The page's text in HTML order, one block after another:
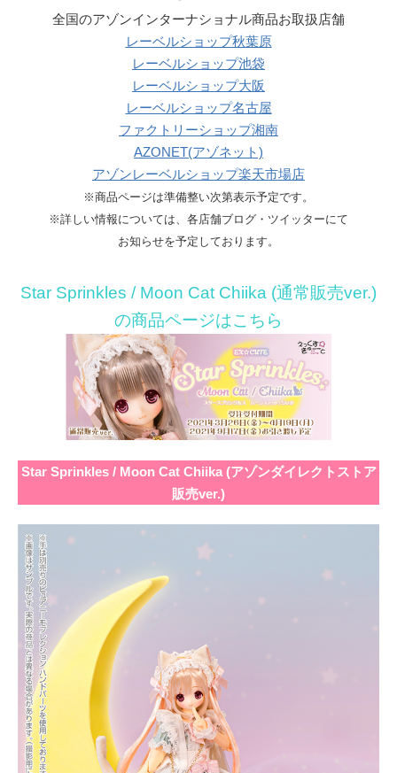
全国のアゾンインターナショナル商品お取扱店舗
レーベルショップ秋葉原
レーベルショップ池袋
レーベルショップ大阪
レーベルショップ名古屋
ファクトリーショップ湘南
AZONET(アゾネット)
アゾンレーベルショップ楽天市場店
※商品ページは準備整い次第表示予定です。
※詳しい情報については、各店舗ブログ・ツイッターにて
お知らせを予定しております。
Star Sprinkles / Moon Cat Chiika (通常販売ver.)
の商品ページはこちら
Star Sprinkles / Moon Cat Chiika (アゾンダイレクトストア
販売ver.)